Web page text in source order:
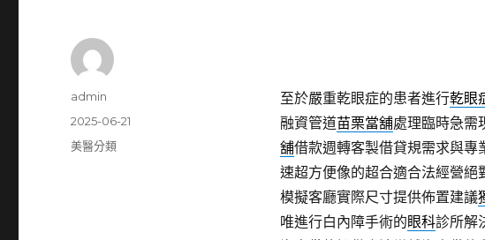
至於嚴重乾眼症的患者進行乾眼
融資管道苗栗當舖處理臨時急需
舖借款週轉客製借貸規需求與專
速超方便像的超合適合法經營絕
模擬客廳實際尺寸提供佈置建議
唯進行白內障手術的眼科診所解
作
admin
發
佈
2025-06-21
分
美醫分類